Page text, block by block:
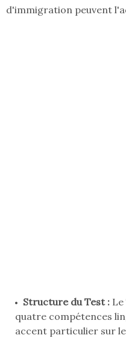
d'immigration peuvent
Structure du Test :
quatre compétences
accent particulier sur